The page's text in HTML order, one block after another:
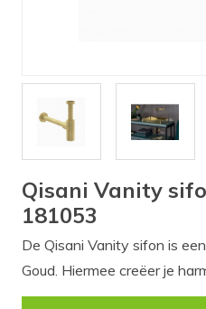
Wastafels
Qisani Vanity
181053
De Qisani Vanity sifon is
Goud. Hiermee creëer je